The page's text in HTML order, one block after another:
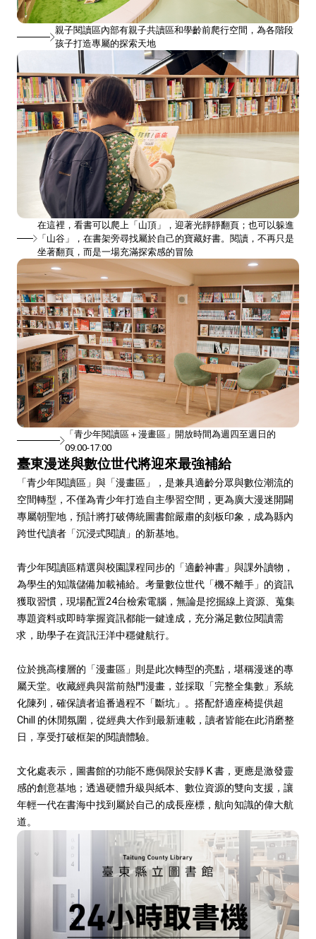
親子閱讀區內部有親子共讀區和學齡前爬行空間，為各階段
孩子打造專屬的探索天地
在這裡，看書可以爬上「山頂」，迎著光靜靜翻頁；也可以躲進
「山谷」，在書架旁尋找屬於自己的寶藏好書。閱讀，不再只是
坐著翻頁，而是一場充滿探索感的冒險
「青少年閱讀區＋漫畫區」開放時間為週四至週日的
09:00-17:00
臺東漫迷與數位世代將迎來最強補給
「青少年閱讀區」與「漫畫區」，是兼具適齡分眾與數位潮流的
空間轉型，不僅為青少年打造自主學習空間，更為廣大漫迷開闢
專屬朝聖地，預計將打破傳統圖書館嚴肅的刻板印象，成為縣內
跨世代讀者「沉浸式閱讀」的新基地。
青少年閱讀區精選與校園課程同步的「適齡神書」與課外讀物，
為學生的知識儲備加載補給。考量數位世代「機不離手」的資訊
獲取習慣，現場配置24台檢索電腦，無論是挖掘線上資源、蒐集
專題資料或即時掌握資訊都能一鍵達成，充分滿足數位閱讀需
求，助學子在資訊汪洋中穩健航行。
位於挑高樓層的「漫畫區」則是此次轉型的亮點，堪稱漫迷的專
屬天堂。收藏經典與當前熱門漫畫，並採取「完整全集數」系統
化陳列，確保讀者追番過程不「斷坑」。搭配舒適座椅提供超
Chill 的休閒氛圍，從經典大作到最新連載，讀者皆能在此消磨整
日，享受打破框架的閱讀體驗。
文化處表示，圖書館的功能不應侷限於安靜 K 書，更應是激發靈
感的創意基地；透過硬體升級與紙本、數位資源的雙向支援，讓
年輕一代在書海中找到屬於自己的成長座標，航向知識的偉大航
道。